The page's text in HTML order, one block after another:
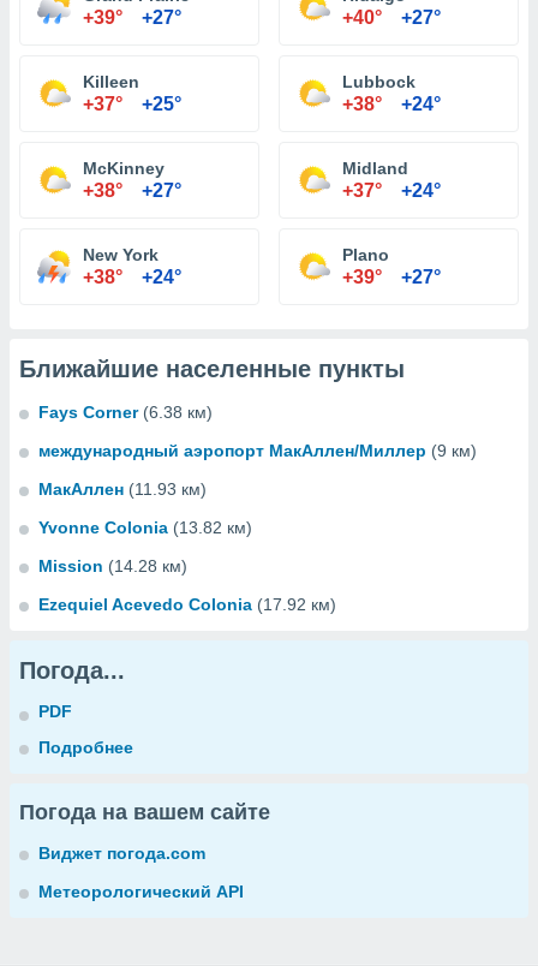
+39° +27° +40° +27°
Killeen
+37° +25°
Lubbock
+38° +24°
McKinney
+38° +27°
Midland
+37° +24°
New York
+38° +24°
Plano
+39° +27°
Ближайшие населенные пункты
Fays Corner (6.38 км)
международный аэропорт МакАллен/Миллер (9 км)
МакАллен (11.93 км)
Yvonne Colonia (13.82 км)
Mission (14.28 км)
Ezequiel Acevedo Colonia (17.92 км)
Погода...
PDF
Подробнее
Погода на вашем сайте
Виджет погода.com
Метеорологический API